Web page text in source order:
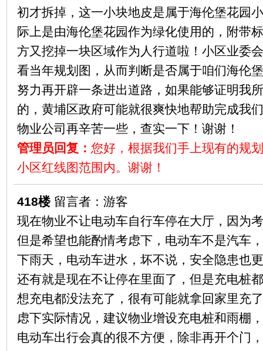
初才拆掉，这一小块地皮是属于海伦堡花园
际上是由海伦堡花园作为绿化使用的，附带
方又挖掉一块区域作为人行道啦！小区业委
看当年规划图，从而判断是否属于咱们海伦
努力再开辟一条进出道路，如果能够证明我
的，黄埔区政府可能就很爽快地帮助完成我
物业公司再辛苦一些，查实一下！谢谢！
管理员回复： 您好，根据我们手上现有的规
小区红线图范围内。谢谢！
418楼留言者：游客
现在物业不让电动车自行车停在大厅，因为
但是希望也能酌情考虑下，电动车不是汽车
下雨天，电动车进水，坏不说，安全隐患也
还有就是现在不让停在里面了，但是充电桩
想充电都没法充了，很有可能就拿回家里充
虑下实际情况，建议物业增设充电桩和雨棚
电动车出行会真的很不方便，除非再开个门